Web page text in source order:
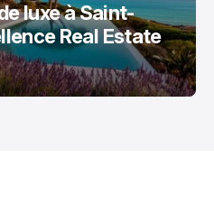
luxe à Saint-
Real Estate